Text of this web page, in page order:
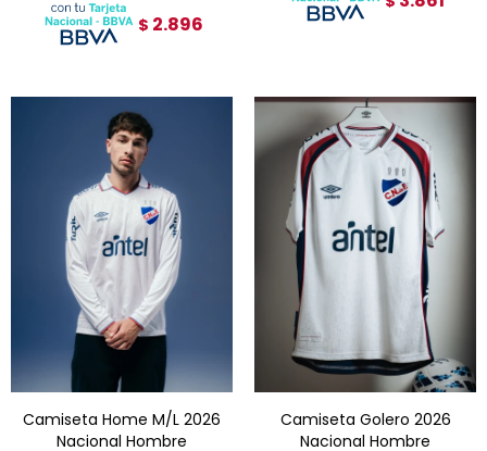
$ 2.896
Camiseta Home M/L 2026
Nacional Hombre
Camiseta Golero 2026
Nacional Hombre